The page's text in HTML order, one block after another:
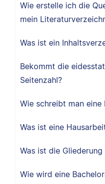
Wie erstelle ich die
mein
Was ist ein
Bekommt die
Seitenzahl?
Wie schreibt man eine
Was ist eine
Was ist die
Wie wird eine